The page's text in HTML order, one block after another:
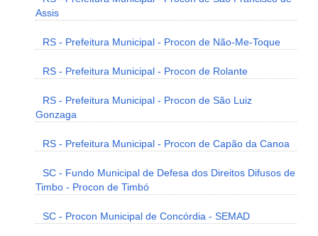
Assis
RS - Prefeitura Municipal - Procon de Não-Me-Toque
RS - Prefeitura Municipal - Procon de Rolante
RS - Prefeitura Municipal - Procon de São Luiz
Gonzaga
RS - Prefeitura Municipal - Procon de Capão da Canoa
SC - Fundo Municipal de Defesa dos Direitos Difusos de
Timbo - Procon de Timbó
SC - Procon Municipal de Concórdia - SEMAD